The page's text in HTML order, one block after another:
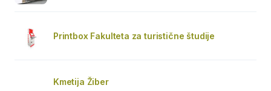
Printbox Fakulteta za turistične študije
Kmetija Žiber